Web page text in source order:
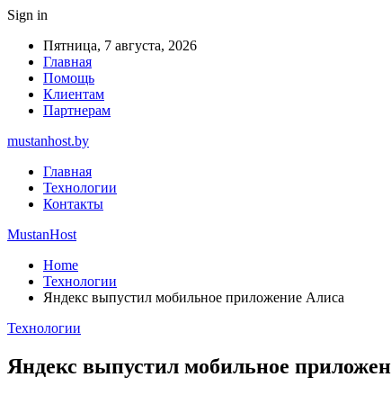
Sign in
Пятница, 7 августа, 2026
Главная
Помощь
Клиентам
Партнерам
mustanhost.by
Главная
Технологии
Контакты
MustanHost
Home
Технологии
Яндекс выпустил мобильное приложение Алиса
Технологии
Яндекс выпустил мобильное